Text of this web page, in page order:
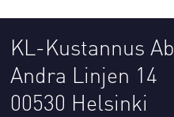
KL-Kustannus Ab
Andra Linjen 14
00530 Helsinki